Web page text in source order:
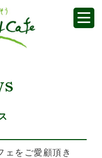
ェをご愛顧頂き